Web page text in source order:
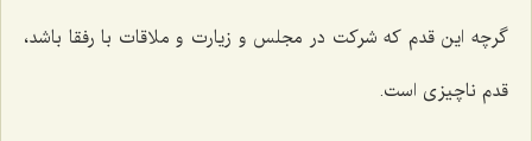
گرچه این قدم كه شركت در مجلس و زیارت و ملاقات با رفقا باشد،
قدم ناچیزی است.